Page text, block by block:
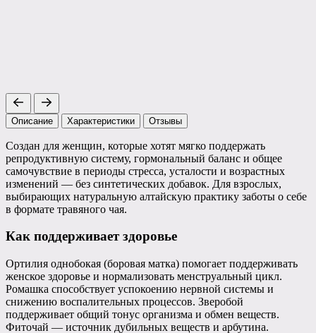
Описание Характеристики Отзывы
Создан для женщин, которые хотят мягко поддержать
репродуктивную систему, гормональный баланс и общее
самочувствие в периоды стресса, усталости и возрастных
изменений — без синтетических добавок. Для взрослых,
выбирающих натуральную алтайскую практику заботы о себе
в формате травяного чая.
Как поддерживает здоровье
Ортилия однобокая (боровая матка) помогает поддерживать
женское здоровье и нормализовать менструальный цикл.
Ромашка способствует успокоению нервной системы и
снижению воспалительных процессов. Зверобой
поддерживает общий тонус организма и обмен веществ.
Фиточай — источник дубильных веществ и арбутина.